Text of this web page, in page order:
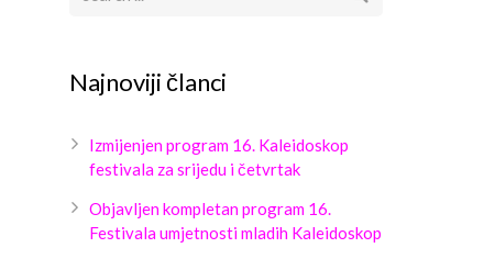
Najnoviji članci
Izmijenjen program 16. Kaleidoskop
festivala za srijedu i četvrtak
Objavljen kompletan program 16.
Festivala umjetnosti mladih Kaleidoskop